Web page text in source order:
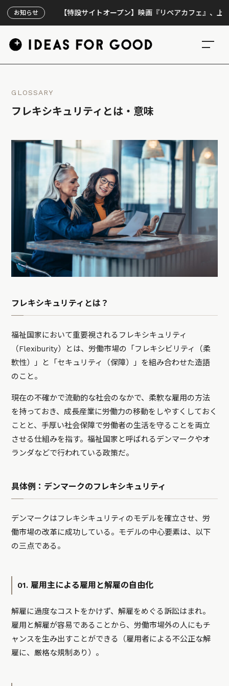
お知らせ【特設サイトオープン】映画『リペアカフェ』、上映300回
GLOSSARY
フレキシキュリティとは・意味
フレキシキュリティとは？
福祉国家において重要視されるフレキシキュリティ
（Flexiburity）とは、労働市場の「フレキシビリティ（柔
軟性）」と「セキュリティ（保障）」を組み合わせた造語
のこと。
現在の不確かで流動的な社会のなかで、柔軟な雇用の方法
を持っておき、成長産業に労働力の移動をしやすくしておく
ことと、手厚い社会保障で労働者の生活を守ることを両立
させる仕組みを指す。福祉国家と呼ばれるデンマークやオ
ランダなどで行われている政策だ。
具体例：デンマークのフレキシキュリティ
デンマークはフレキシキュリティのモデルを確立させ、労
働市場の改革に成功している。モデルの中心要素は、以下
の三点である。
01. 雇用主による雇用と解雇の自由化
解雇に過度なコストをかけず、解雇をめぐる訴訟はまれ。
雇用と解雇が容易であることから、労働市場外の人にもチ
ャンスを生み出すことができる（雇用者による不公正な解
雇に、厳格な規制あり）。